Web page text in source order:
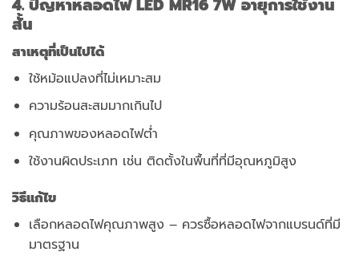
4. ปัญหาหลอดไฟ LED MR16 7W อายุการใช้งาน
สั้น
สาเหตุที่เป็นไปได้
ใช้หม้อแปลงที่ไม่เหมาะสม
ความร้อนสะสมมากเกินไป
คุณภาพของหลอดไฟต่ำ
ใช้งานผิดประเภท เช่น ติดตั้งในพื้นที่ที่มีอุณหภูมิสูง
วิธีแก้ไข
เลือกหลอดไฟคุณภาพสูง – ควรซื้อหลอดไฟจากแบรนด์ที่มี
มาตรฐาน